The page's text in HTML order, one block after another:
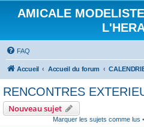
AMICALE
FAQ
Accueil Accueil du forum
RENCONTRES
Nouveau sujet
Marquer les sujets comme lus